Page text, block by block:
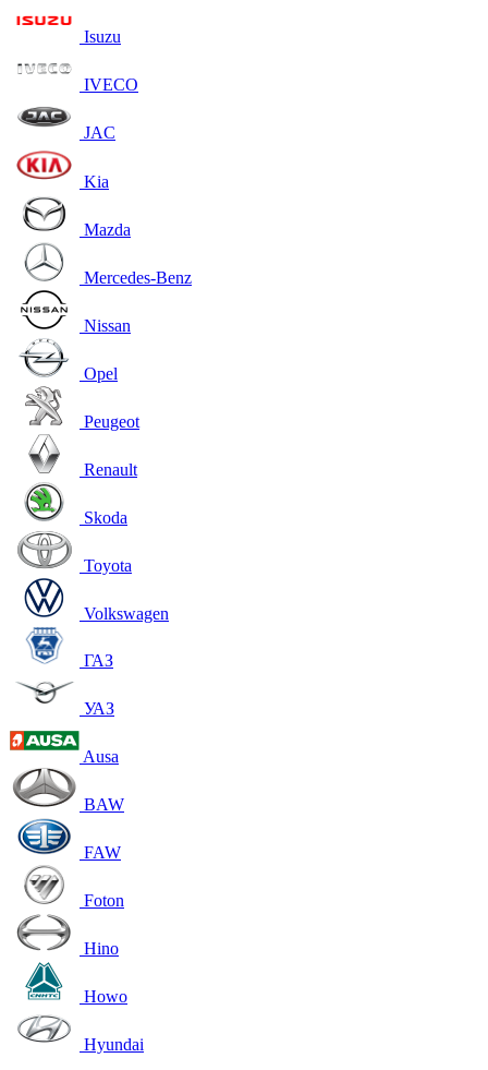
Isuzu
IVECO
JAC
Kia
Mazda
Mercedes-Benz
Nissan
Opel
Peugeot
Renault
Skoda
Toyota
Volkswagen
ГАЗ
УАЗ
Ausa
BAW
FAW
Foton
Hino
Howo
Hyundai